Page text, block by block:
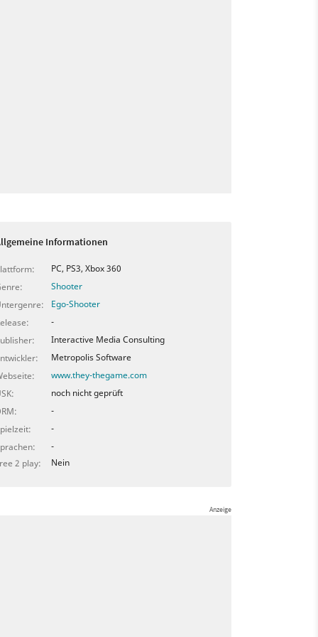
Informationen
PC, PS3, Xbox 360
Shooter
Ego-Shooter
-
Interactive Media Consulting
Metropolis Software
www.they-thegame.com
noch nicht geprüft
-
-
-
2 play:
Nein